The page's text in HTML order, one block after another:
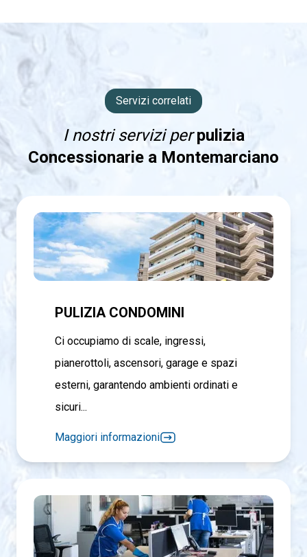
Servizi correlati
I nostri servizi perpulizia
Concessionarie a Montemarciano
PULIZIA CONDOMINI
Ci occupiamo di scale, ingressi,
pianerottoli, ascensori, garage e spazi
esterni, garantendo ambienti ordinati e
sicuri...
Maggiori informazioni